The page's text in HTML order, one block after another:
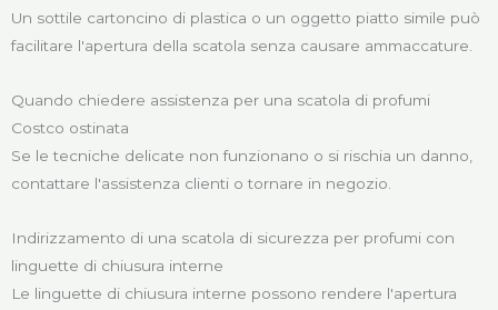
Un sottile cartoncino di plastica o un oggetto piatto simile può
facilitare l'apertura della scatola senza causare ammaccature.
Quando chiedere assistenza per una scatola di profumi
Costco ostinata
Se le tecniche delicate non funzionano o si rischia un danno,
contattare l'assistenza clienti o tornare in negozio.
Indirizzamento di una scatola di sicurezza per profumi con
linguette di chiusura interne
Le linguette di chiusura interne possono rendere l'apertura